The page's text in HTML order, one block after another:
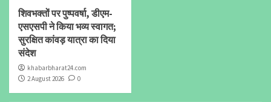
शिवभक्तों पर पुष्पवर्षा, डीएम-
एसएसपी ने किया भव्य स्वागत;
सुरक्षित कांवड़ यात्रा का दिया
संदेश
khabarbharat24.com
2 August 2026
0